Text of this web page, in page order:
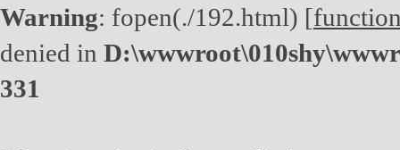
Warning: fopen(./192.html) [
denied in
331